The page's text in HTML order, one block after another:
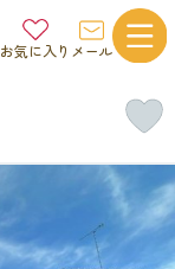
お気に入り メール